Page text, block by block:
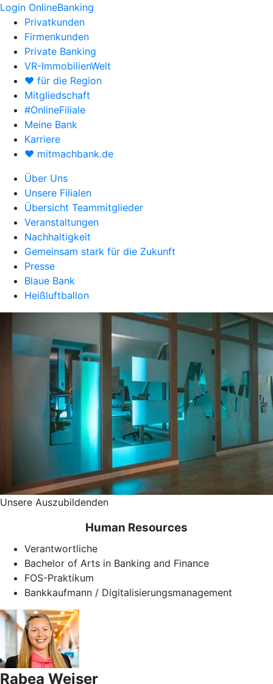
Login OnlineBanking
Privatkunden
Firmenkunden
Private Banking
VR-ImmobilienWelt
♥ für die Region
Mitgliedschaft
#OnlineFiliale
Meine Bank
Karriere
♥ mitmachbank.de
Über Uns
Unsere Filialen
Übersicht Teammitglieder
Veranstaltungen
Nachhaltigkeit
Gemeinsam stark für die Zukunft
Presse
Blaue Bank
Heißluftballon
Unsere Auszubildenden
Human Resources
Verantwortliche
Bachelor of Arts in Banking and Finance
FOS-Praktikum
Bankkaufmann / Digitalisierungsmanagement
Rabea Weiser